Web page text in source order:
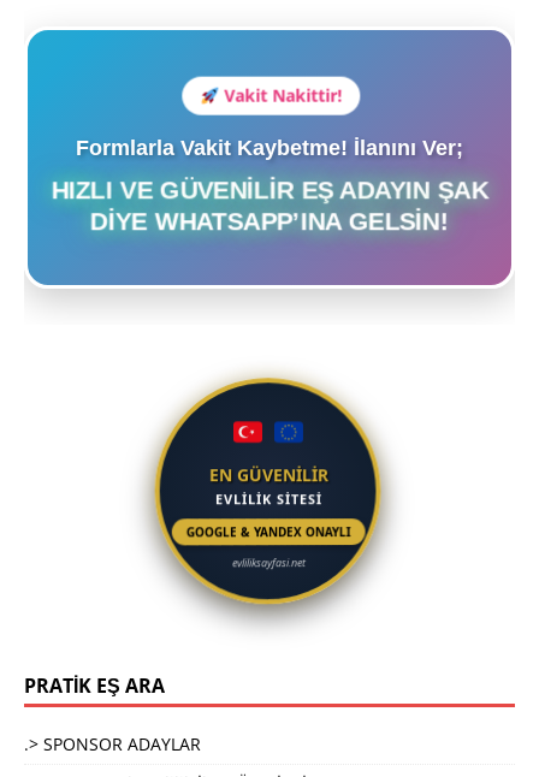
Vakit Nakittir!
Formlarla Vakit Kaybetme! İlanını Ver;
HIZLI VE GÜVENILIR EŞ ADAYIN ŞAK
DIYE WHATSAPP’INA GELSIN!
EN GÜVENİLİR
EVLİLİK SİTESİ
GOOGLE & YANDEX ONAYLI
evliliksayfasi.net
PRATİK EŞ ARA
.> SPONSOR ADAYLAR